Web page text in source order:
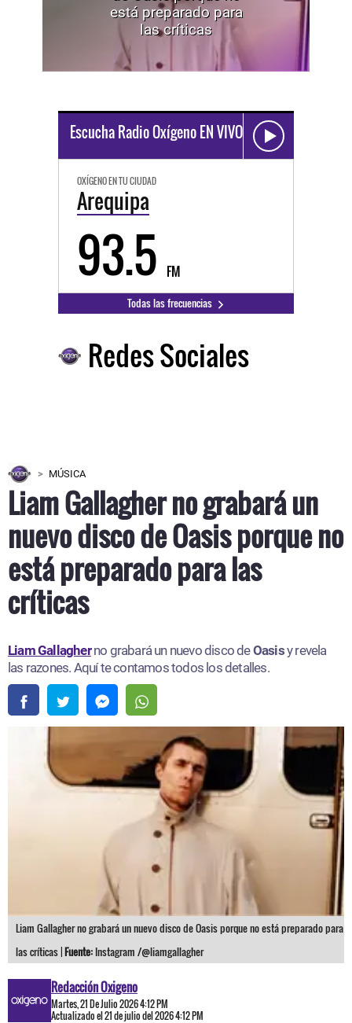
está preparado para
las críticas
Escucha Radio Oxígeno EN VIVO
OXÍGENO EN TU CIUDAD
Arequipa
93.5 FM
Todas las frecuencias
Redes Sociales
MÚSICA
Liam Gallagher no grabará un
nuevo disco de Oasis porque no
está preparado para las
críticas
Liam Gallagherno grabará un nuevo disco deOasisy revela
las razones. Aquí te contamos todos los detalles.
Liam Gallagher no grabará un nuevo disco de Oasis porque no está preparado para
las críticas |Fuente: Instagram /@liamgallagher
Redacción Oxigeno
Martes, 21 De Julio 2026 4:12 PM
Actualizado el 21 de julio del 2026 4:12 PM